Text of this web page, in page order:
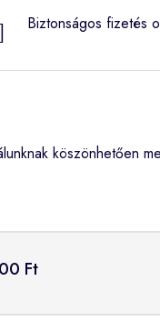
Biztonságos fizetés
köszönhetően
Ft